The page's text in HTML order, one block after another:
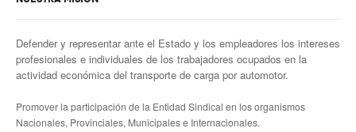
Defender y representar ante el Estado y los empleadores los intereses
profesionales e individuales de los trabajadores ocupados en la
actividad económica del transporte de carga por automotor.
Promover la participación de la Entidad Sindical en los organismos
Nacionales, Provinciales, Municipales e Internacionales.